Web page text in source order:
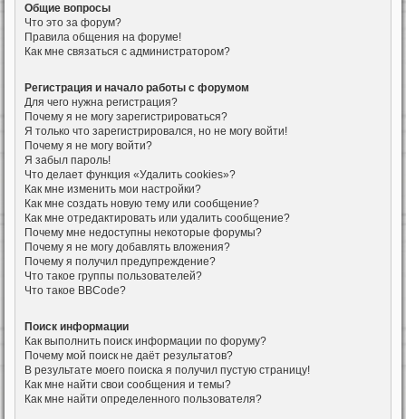
Общие вопросы
Что это за форум?
Правила общения на форуме!
Как мне связаться с администратором?
Регистрация и начало работы с форумом
Для чего нужна регистрация?
Почему я не могу зарегистрироваться?
Я только что зарегистрировался, но не могу войти!
Почему я не могу войти?
Я забыл пароль!
Что делает функция «Удалить cookies»?
Как мне изменить мои настройки?
Как мне создать новую тему или сообщение?
Как мне отредактировать или удалить сообщение?
Почему мне недоступны некоторые форумы?
Почему я не могу добавлять вложения?
Почему я получил предупреждение?
Что такое группы пользователей?
Что такое BBCode?
Поиск информации
Как выполнить поиск информации по форуму?
Почему мой поиск не даёт результатов?
В результате моего поиска я получил пустую страницу!
Как мне найти свои сообщения и темы?
Как мне найти определенного пользователя?